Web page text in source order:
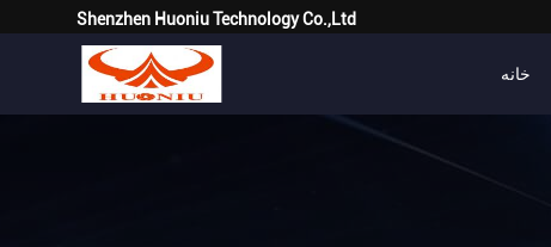
Shenzhen Huoniu Technology Co.,Ltd
خانه